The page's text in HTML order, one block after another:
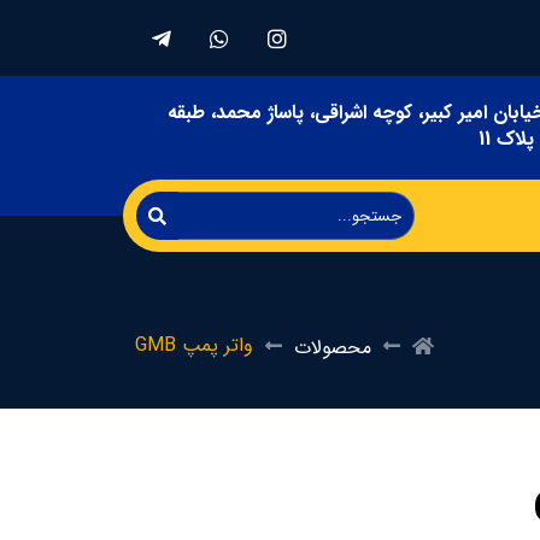
امیر کبیر، کوچه اشراقی، پاساژ محمد، طبقه
11
محصولات واتر پمپ GMB